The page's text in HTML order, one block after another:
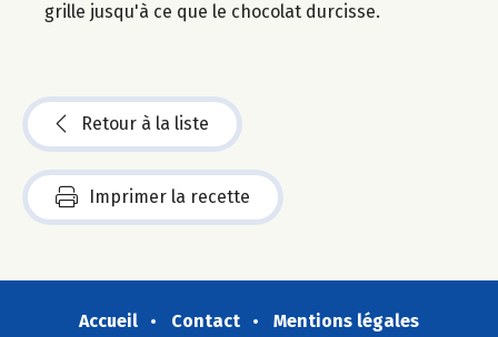
grille jusqu'à ce que le chocolat durcisse.
Retour à la liste
Imprimer la recette
Accueil Contact
Mentions légales